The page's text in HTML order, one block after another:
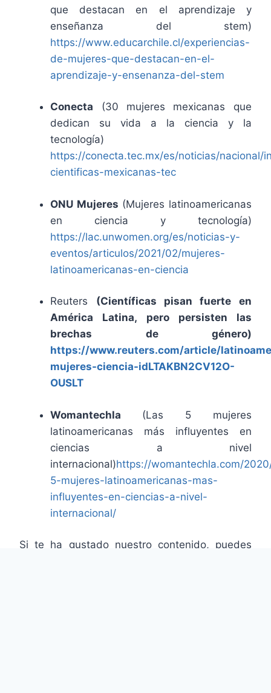
que destacan en el aprendizaje y
enseñanza del stem)
https://www.educarchile.cl/experiencias-
de-mujeres-que-destacan-en-el-
aprendizaje-y-ensenanza-del-stem
Conecta (30 mujeres mexicanas que
dedican su vida a la ciencia y la
tecnología)
https://conecta.tec.mx/es/noticias/nacional/
cientificas-mexicanas-tec
ONU Mujeres (Mujeres latinoamericanas
en ciencia y tecnología)
https://lac.unwomen.org/es/noticias-y-
eventos/articulos/2021/02/mujeres-
latinoamericanas-en-ciencia
Reuters (Científicas pisan fuerte en
América Latina, pero persisten las
brechas de género)
https://www.reuters.com/article/
mujeres-ciencia-idLTAKBN2CV12O-
OUSLT
Womantechla (Las 5 mujeres
latinoamericanas más influyentes en
ciencias a nivel
internacional)https://womantechla.com/
5-mujeres-latinoamericanas-mas-
influyentes-en-ciencias-a-nivel-
internacional/
Si te ha gustado nuestro contenido, puedes